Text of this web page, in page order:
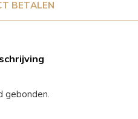
BETALEN
gebonden.